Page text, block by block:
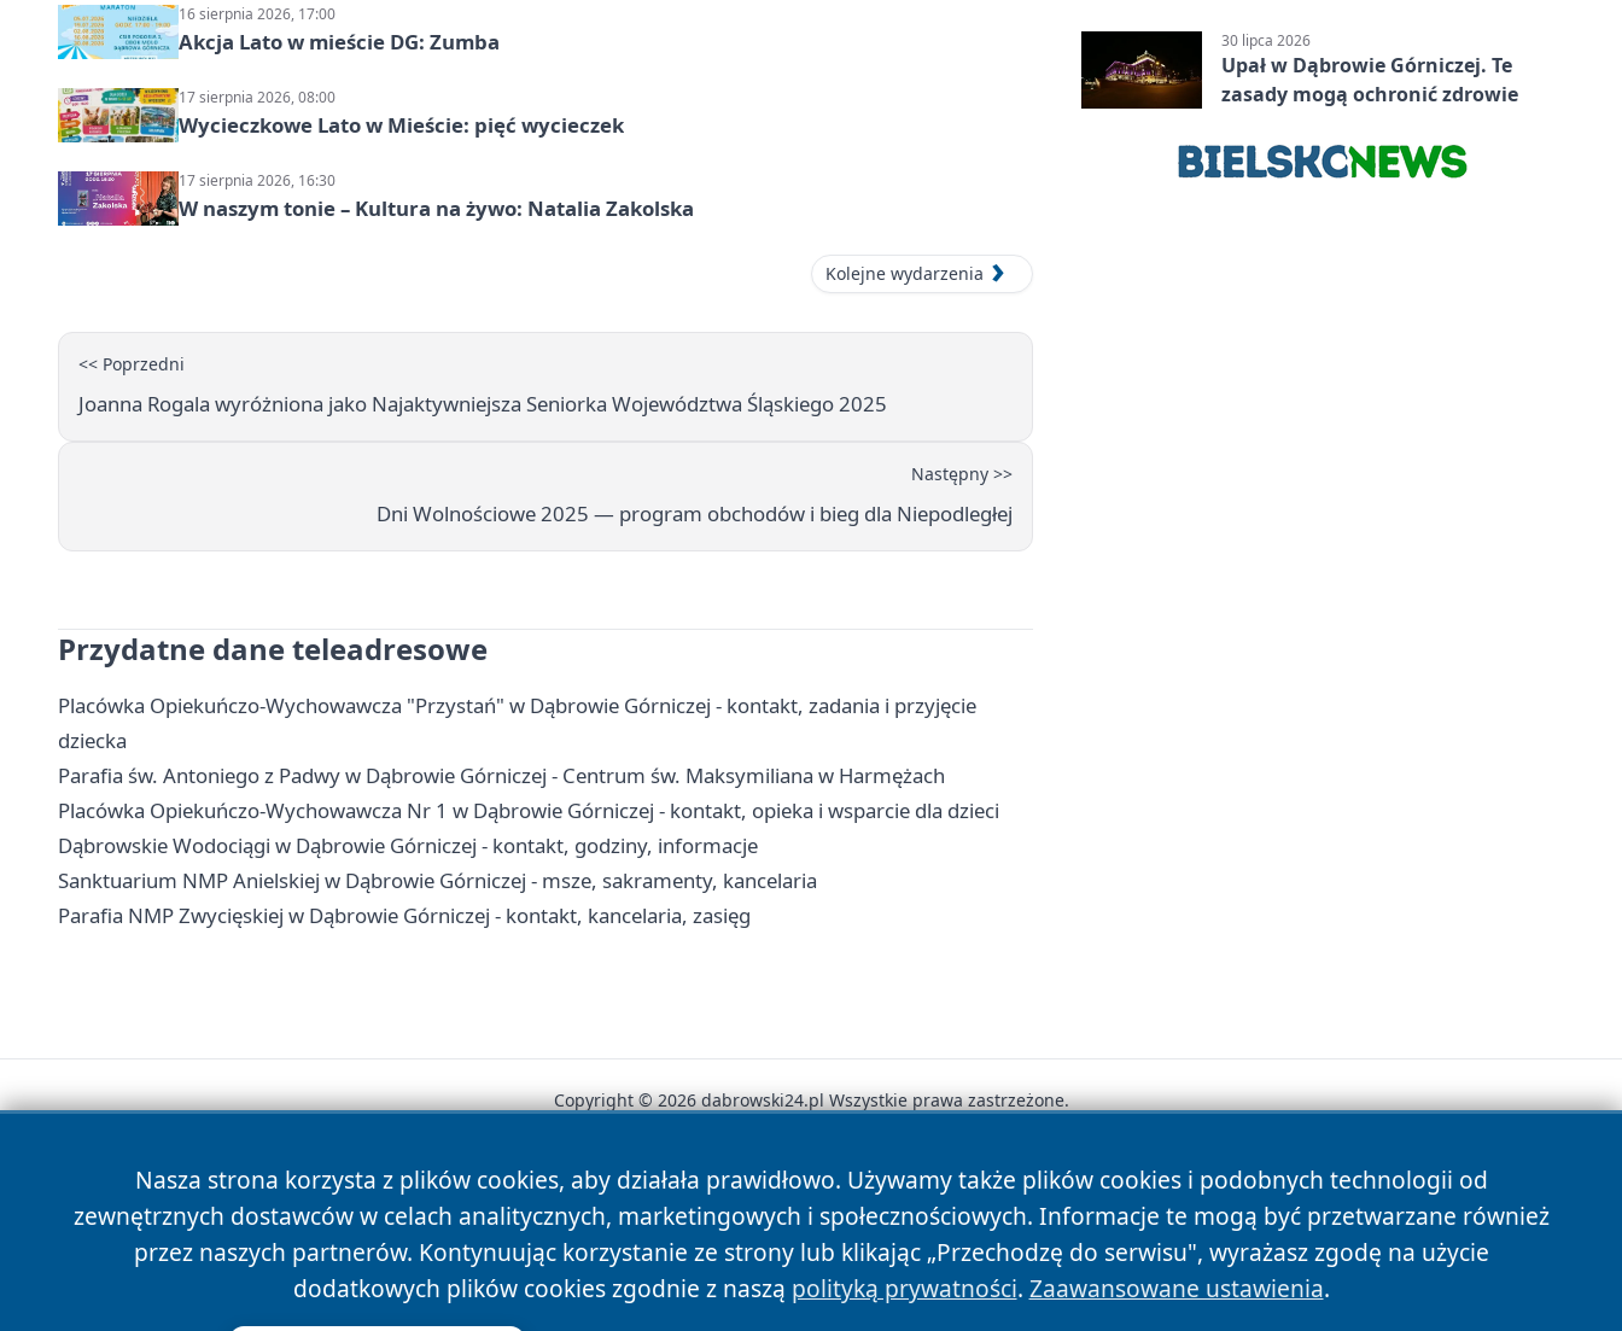
16 sierpnia 2026, 17:00
Akcja Lato w mieście DG: Zumba
17 sierpnia 2026, 08:00
Wycieczkowe Lato w Mieście: pięć wycieczek
17 sierpnia 2026, 16:30
W naszym tonie – Kultura na żywo: Natalia Zakolska
Kolejne wydarzenia
<< Poprzedni
Joanna Rogala wyróżniona jako Najaktywniejsza Seniorka Województwa Śląskiego 2025
Następny >>
Dni Wolnościowe 2025 — program obchodów i bieg dla Niepodległej
Przydatne dane teleadresowe
Placówka Opiekuńczo-Wychowawcza "Przystań" w Dąbrowie Górniczej - kontakt, zadania i przyjęcie
dziecka
Parafia św. Antoniego z Padwy w Dąbrowie Górniczej - Centrum św. Maksymiliana w Harmężach
Placówka Opiekuńczo-Wychowawcza Nr 1 w Dąbrowie Górniczej - kontakt, opieka i wsparcie dla dzieci
Dąbrowskie Wodociągi w Dąbrowie Górniczej - kontakt, godziny, informacje
Sanktuarium NMP Anielskiej w Dąbrowie Górniczej - msze, sakramenty, kancelaria
Parafia NMP Zwycięskiej w Dąbrowie Górniczej - kontakt, kancelaria, zasięg
30 lipca 2026
Upał w Dąbrowie Górniczej. Te
zasady mogą ochronić zdrowie
Nasza strona korzysta z plików cookies, aby działała prawidłowo. Używamy także plików cookies i podobnych technologii od
zewnętrznych dostawców w celach analitycznych, marketingowych i społecznościowych. Informacje te mogą być przetwarzane również
przez naszych partnerów. Kontynuując korzystanie ze strony lub klikając „Przechodzę do serwisu", wyrażasz zgodę na użycie
dodatkowych plików cookies zgodnie z naszą polityką prywatności. Zaawansowane ustawienia.
Copyright © 2026 dabrowski24.pl Wszystkie prawa zastrzeżone.
News Autorzy Polityka Prywatności Polityka Cookies